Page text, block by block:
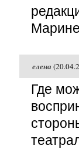
елена
Где